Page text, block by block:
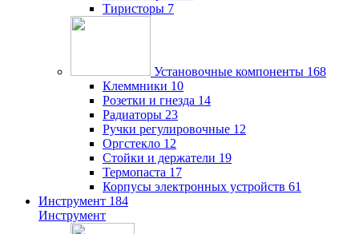
Тиристоры 7
Установочные компоненты 168
Клеммники 10
Розетки и гнезда 14
Радиаторы 23
Ручки регулировочные 12
Оргстекло 12
Стойки и держатели 19
Термопаста 17
Корпусы электронных устройств 61
Инструмент 184
Инструмент